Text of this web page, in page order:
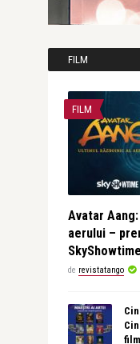
FILM
FILM
Avatar
aerului –
de revistatango